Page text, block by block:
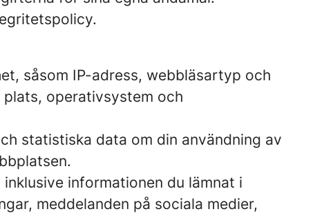
såsom IP-adress, webbläsartyp och
operativsystem och
statistiska data om din användning av
informationen du lämnat i
meddelanden på sociala medier,